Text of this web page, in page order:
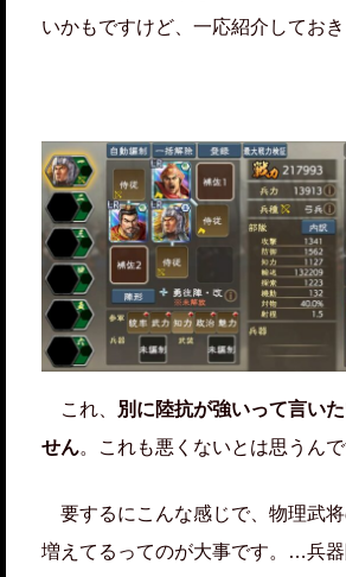
いかもですけど、一応紹介しておき
これ、
別に陸抗が強いって言い
せん。これも悪くないとは思うんで
要するにこんな感じで、物理武
増えてるってのが大事です。…兵器